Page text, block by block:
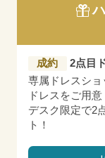
成約
2点目
専属ドレスシ
ドレスをご用意
デスク限定で2
ト！